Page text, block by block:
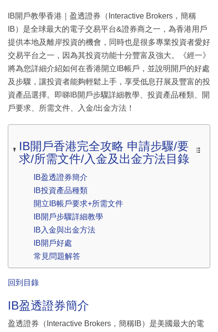
區
IB開戶教學香港｜盈透證券（Interactive Brokers，簡稱
IB）是全球最大的電子交易平台&證券商之一，為香港用戶
提供本地及離岸投資的機會，同時也是很多專業投資者愛好
交易平台之一，因為其投資功能十分豐富及強大。《經一》
將為您詳細介紹如何在香港開立IB帳戶，並說明開戶的好處
及步驟，讓投資者能夠輕鬆上手，享受低息孖展及豐富的投
資產品選擇。即睇IB開戶步驟詳細教學、投資產品種類、開
戶要求、所需文件、入金/出金方法！
IB開戶香港完全攻略 申請步驟/要
求/所需文件/入金及出金方法目錄
IB盈透證券簡介
IB投資產品種類
開立IB帳戶要求+所需文件
IB開戶步驟詳細教學
IB入金與出金方法
IB開戶好處
常見問題解答
回到目錄
IB盈透證券簡介
盈透證券（Interactive Brokers，簡稱IB）是美國最大的電